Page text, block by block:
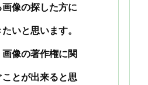
像の探した方に
いと思います。
像の著作権に関
とが出来ると思